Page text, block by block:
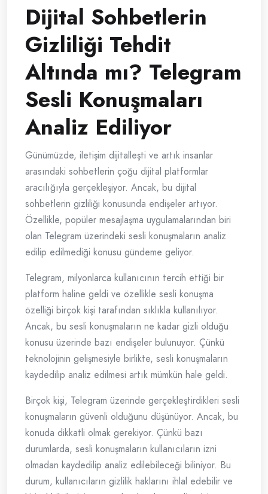
Dijital Sohbetlerin
Gizliliği Tehdit
Altında mı? Telegram
Sesli Konuşmaları
Analiz Ediliyor
Günümüzde, iletişim dijitalleşti ve artık insanlar
arasındaki sohbetlerin çoğu dijital platformlar
aracılığıyla gerçekleşiyor. Ancak, bu dijital
sohbetlerin gizliliği konusunda endişeler artıyor.
Özellikle, popüler mesajlaşma uygulamalarından biri
olan Telegram üzerindeki sesli konuşmaların analiz
edilip edilmediği konusu gündeme geliyor.
Telegram, milyonlarca kullanıcının tercih ettiği bir
platform haline geldi ve özellikle sesli konuşma
özelliği birçok kişi tarafından sıklıkla kullanılıyor.
Ancak, bu sesli konuşmaların ne kadar gizli olduğu
konusu üzerinde bazı endişeler bulunuyor. Çünkü
teknolojinin gelişmesiyle birlikte, sesli konuşmaların
kaydedilip analiz edilmesi artık mümkün hale geldi.
Birçok kişi, Telegram üzerinde gerçekleştirdikleri sesli
konuşmaların güvenli olduğunu düşünüyor. Ancak, bu
konuda dikkatli olmak gerekiyor. Çünkü bazı
durumlarda, sesli konuşmaların kullanıcıların izni
olmadan kaydedilip analiz edilebileceği biliniyor. Bu
durum, kullanıcıların gizlilik haklarını ihlal edebilir ve